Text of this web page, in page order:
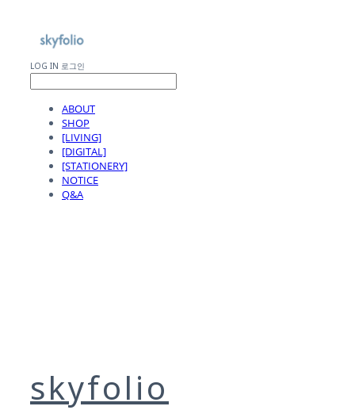
LOG IN 로그인
ABOUT
SHOP
[LIVING]
[DIGITAL]
[STATIONERY]
NOTICE
Q&A
skyfolio